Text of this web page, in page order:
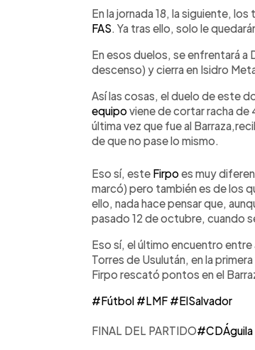
En la jornada 18, la siguiente,
FAS. Ya tras ello, solo le
En esos duelos, se enfrentará a
descenso) y cierra en Isidro
Así las cosas, el duelo de este
equipoviene de cortar racha de
última vez que fue al
de que no pase lo mismo.
Eso sí, este Firpoes muy
marcó) pero también es de los
ello, nada hace pensar que,
pasado 12 de octubre, cuando
Eso sí, el último encuentro
Torres de Usulután, en la
Firpo rescató pontos en el
#Fútbol #LMF #ElSalvador
FINAL DEL PARTIDO#CDÁguila